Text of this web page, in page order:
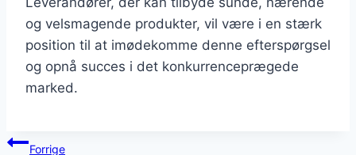
og velsmagende produkter, vil være i en stærk
position til at imødekomme denne efterspørgsel
og opnå succes i det konkurrenceprægede
marked.
Indlægsnavigation
Forrige